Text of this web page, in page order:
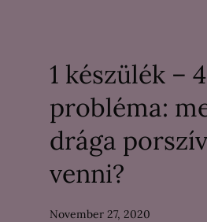
1 készülék – 4
probléma:
drága
venni?
November 27, 2020